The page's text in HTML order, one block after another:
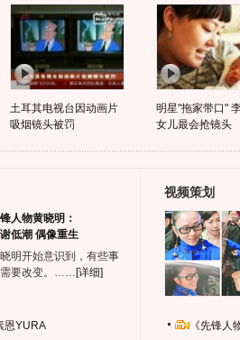
土耳其电视台因动画片
吸烟镜头被罚
明星"拖家带口"
女儿最会抢镜头
人物黄晓明：
低潮 偶像重生
明开始意识到，有些事
要改变。…… [详细]
恩YURA
视频策划
《先锋